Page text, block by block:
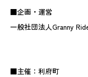
■企画・運営
一般社団法人Granny
■主催：利府町